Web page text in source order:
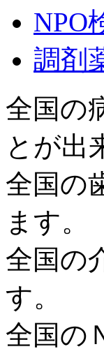
NPO
調剤
全国の
とが出
全国の
ます。
全国の
す。
全国の